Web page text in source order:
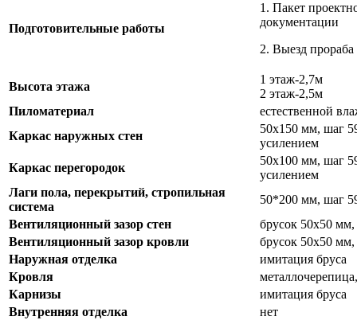
Подготовительные работы
1. Пакет
2. Выезд прораба
Высота этажа
1 этаж-2,7м
2 этаж-2,5м
Пиломатериал
естественной
Каркас наружных стен
50х150 мм, шаг
усилением
Каркас перегородок
50х100 мм, шаг
усилением
Лаги пола, перекрытий, стропильная
система
50*200 мм, шаг
Вентиляционный зазор стен
брусок 50х50
Вентиляционный зазор кровли
брусок 50х50
Наружная отделка
имитация бруса
Кровля
Карнизы
имитация бруса
Внутренняя отделка
нет